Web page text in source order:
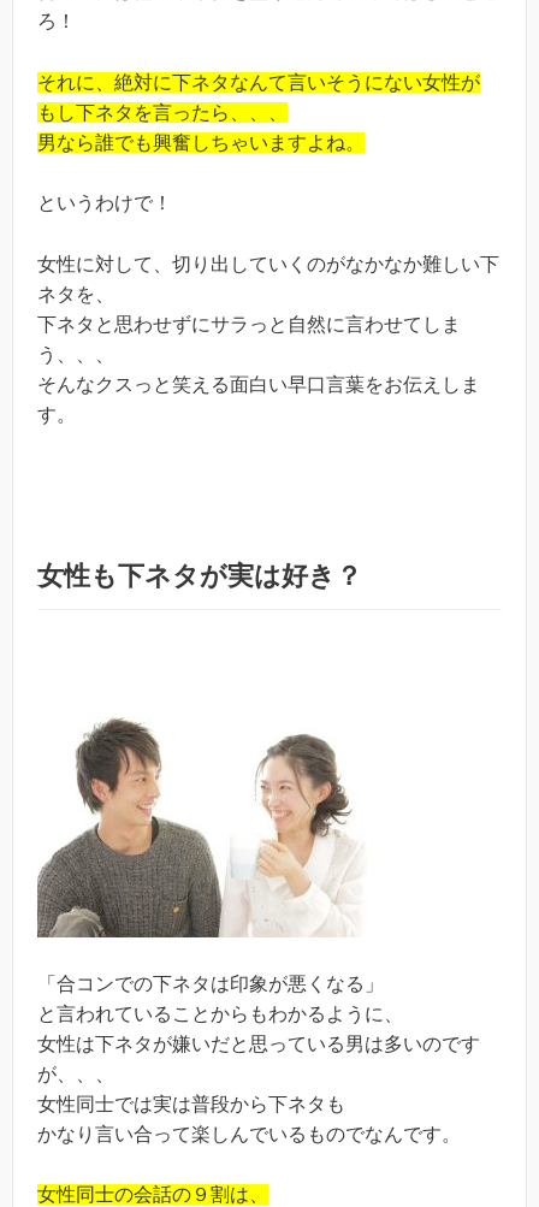
ろ！
それに、絶対に下ネタなんて言いそうにない女性が
もし下ネタを言ったら、、、
男なら誰でも興奮しちゃいますよね。
というわけで！
女性に対して、切り出していくのがなかなか難しい下
ネタを、
下ネタと思わせずにサラっと自然に言わせてしま
う、、、
そんなクスっと笑える面白い早口言葉をお伝えしま
す。
女性も下ネタが実は好き？
「合コンでの下ネタは印象が悪くなる」
と言われていることからもわかるように、
女性は下ネタが嫌いだと思っている男は多いのです
が、、、
女性同士では実は普段から下ネタも
かなり言い合って楽しんでいるものでなんです。
女性同士の会話の９割は、